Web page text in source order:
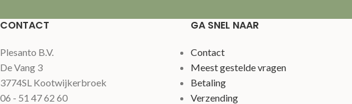
CONTACT
Plesanto B.V.
De Vang 3
3774SL Kootwijkerbroek
06 - 51 47 62 60
GA SNEL NAAR
Contact
Meest gestelde vragen
Betaling
Verzending